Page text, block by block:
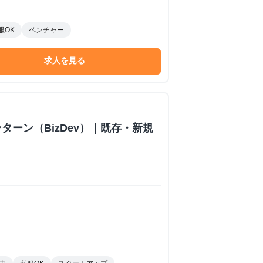
OK ベンチャー
求人を見る
ーン（BizDev）｜既存・新規